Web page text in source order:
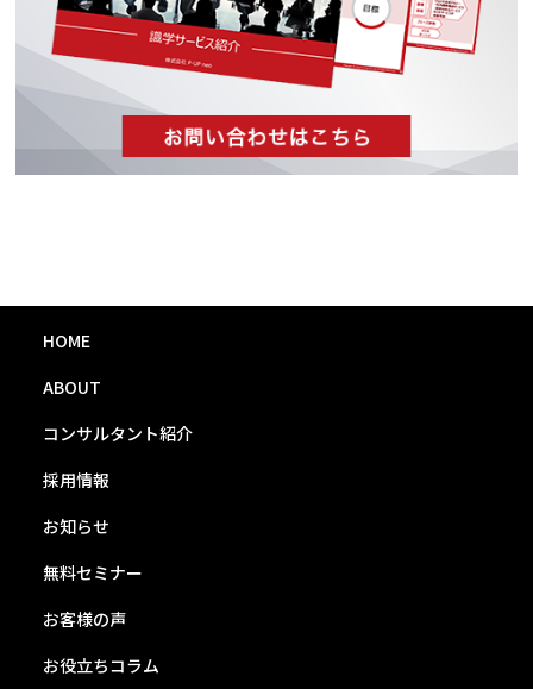
HOME
ABOUT
コンサルタント紹介
採用情報
お知らせ
無料セミナー
お客様の声
お役立ちコラム